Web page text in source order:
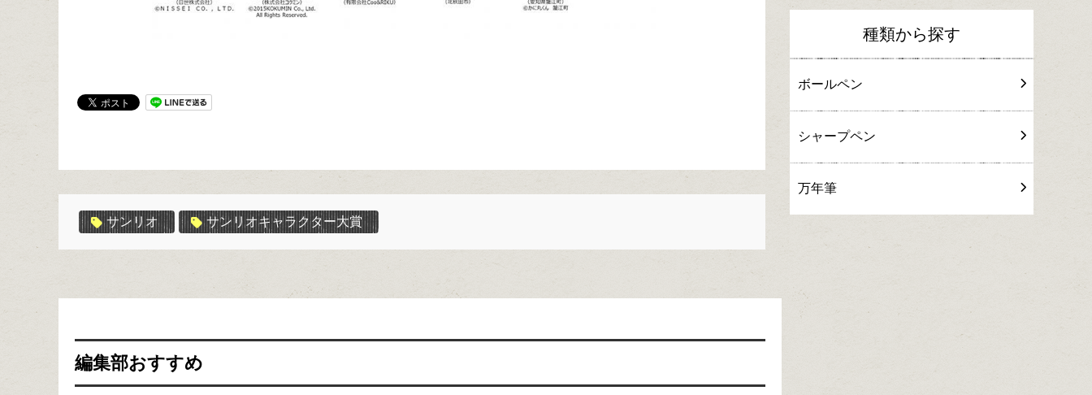
サンリオ サンリオキャラクター大賞
編集部おすすめ
種類から探す
ボールペン
シャープペン
万年筆